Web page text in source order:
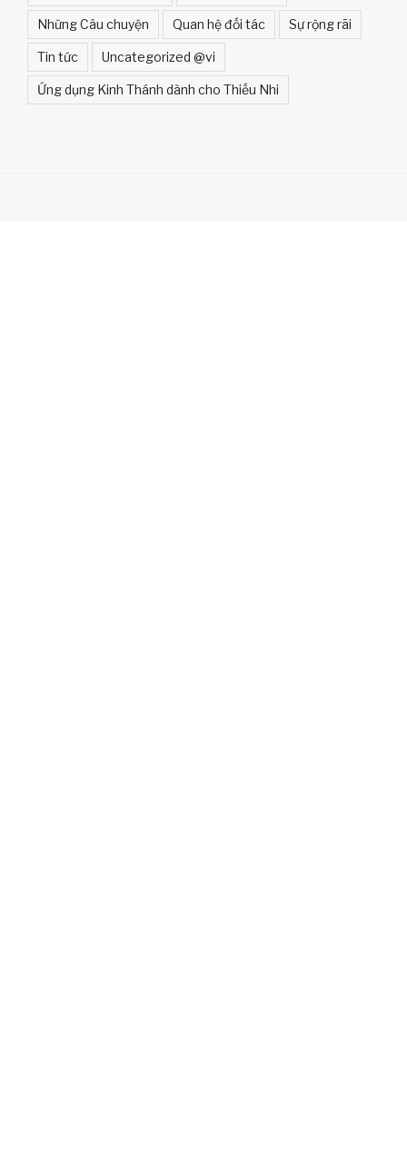
Những Câu chuyện Quan hệ đối tác Sự rộng rãi
Tin tức Uncategorized @vi
Ứng dụng Kinh Thánh dành cho Thiếu Nhi